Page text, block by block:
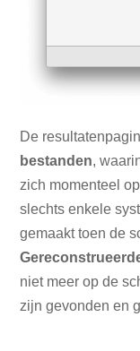
De
bestanden,
zich momenteel
slechts enkele
gemaakt toen de
niet meer op de
zijn gevonden en